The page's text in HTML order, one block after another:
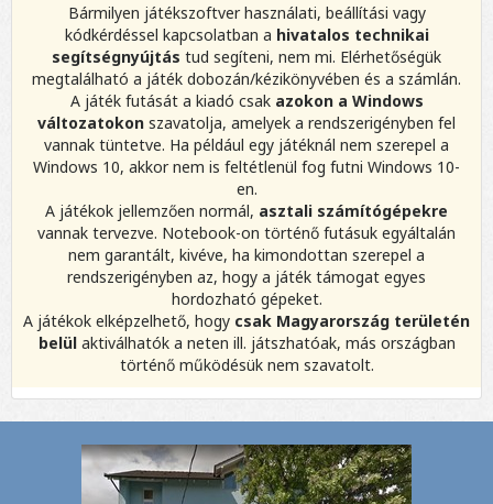
Bármilyen játékszoftver használati, beállítási vagy
kódkérdéssel kapcsolatban a hivatalos technikai
segítségnyújtás tud segíteni, nem mi. Elérhetőségük
megtalálható a játék dobozán/kézikönyvében és a számlán.
A játék futását a kiadó csak azokon a Windows
változatokon szavatolja, amelyek a rendszerigényben fel
vannak tüntetve. Ha például egy játéknál nem szerepel a
Windows 10, akkor nem is feltétlenül fog futni Windows 10-
en.
A játékok jellemzően normál, asztali számítógépekre
vannak tervezve. Notebook-on történő futásuk egyáltalán
nem garantált, kivéve, ha kimondottan szerepel a
rendszerigényben az, hogy a játék támogat egyes
hordozható gépeket.
A játékok elképzelhető, hogy csak Magyarország területén
belülaktiválhatók a neten ill. játszhatóak, más országban
történő működésük nem szavatolt.